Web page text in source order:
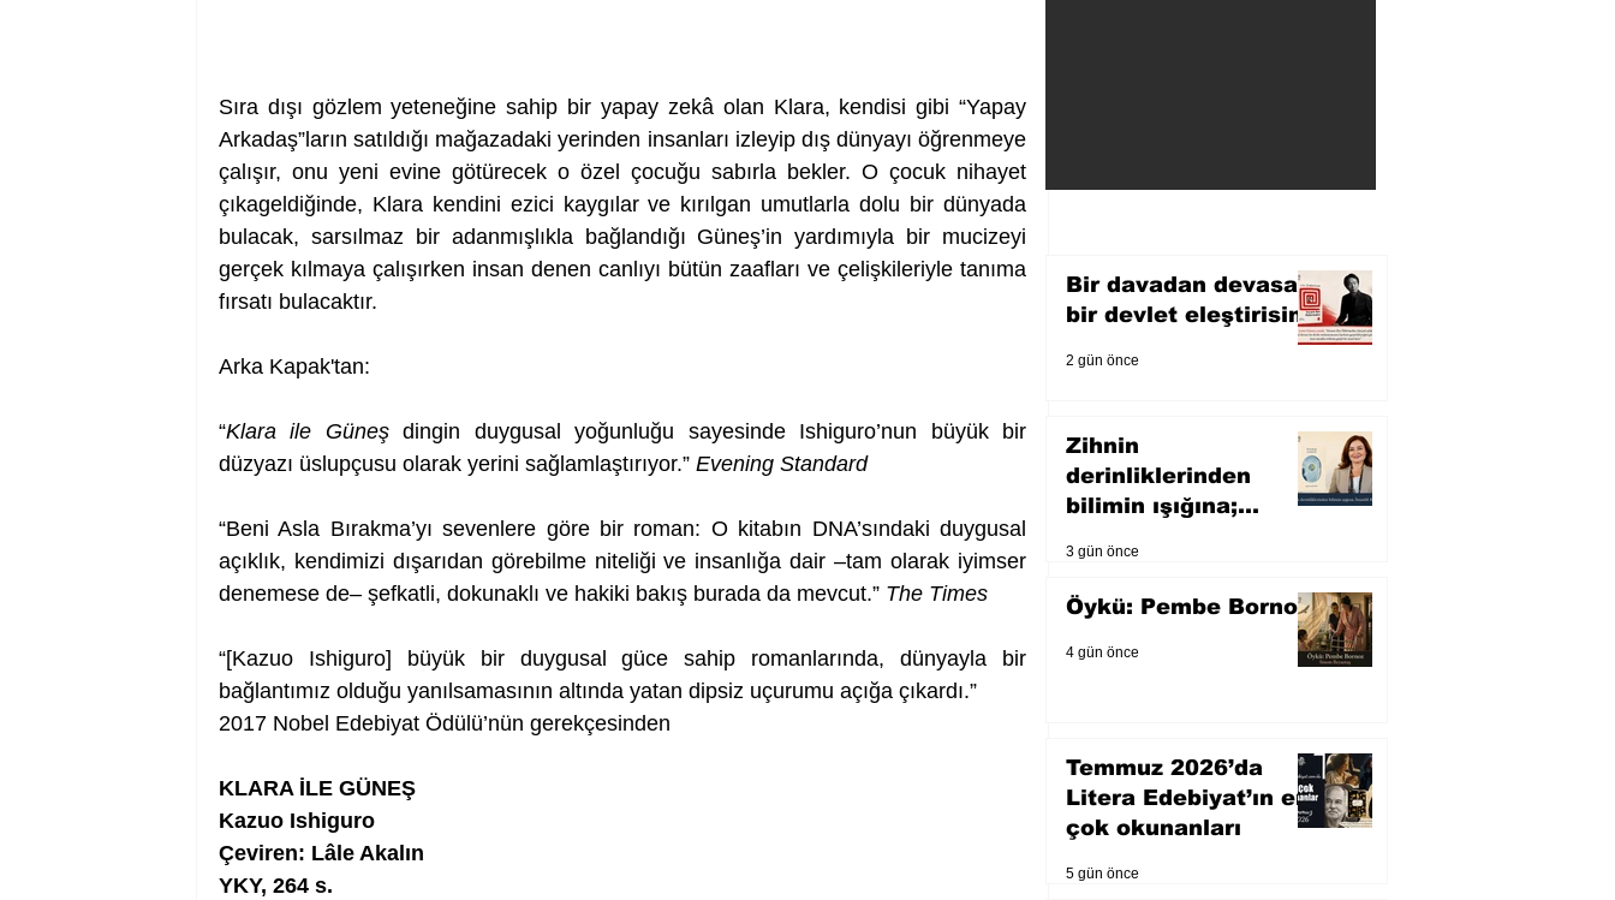
Sıra dışı gözlem yeteneğine sahip bir yapay zekâ olan Klara, kendisi gibi “Yapay
Arkadaş”ların satıldığı mağazadaki yerinden insanları izleyip dış dünyayı öğrenmeye
çalışır, onu yeni evine götürecek o özel çocuğu sabırla bekler. O çocuk nihayet
çıkageldiğinde, Klara kendini ezici kaygılar ve kırılgan umutlarla dolu bir dünyada
bulacak, sarsılmaz bir adanmışlıkla bağlandığı Güneş’in yardımıyla bir mucizeyi
gerçek kılmaya çalışırken insan denen canlıyı bütün zaafları ve çelişkileriyle tanıma
fırsatı bulacaktır.
Arka Kapak'tan:
“Klara ile Güneş dingin duygusal yoğunluğu sayesinde Ishiguro’nun büyük bir
düzyazı üslupçusu olarak yerini sağlamlaştırıyor.” Evening Standard
“Beni Asla Bırakma’yı sevenlere göre bir roman: O kitabın DNA’sındaki duygusal
açıklık, kendimizi dışarıdan görebilme niteliği ve insanlığa dair ‒tam olarak iyimser
denemese de‒ şefkatli, dokunaklı ve hakiki bakış burada da mevcut.” The Times
“[Kazuo Ishiguro] büyük bir duygusal güce sahip romanlarında, dünyayla bir
bağlantımız olduğu yanılsamasının altında yatan dipsiz uçurumu açığa çıkardı.”
2017 Nobel Edebiyat Ödülü’nün gerekçesinden
KLARA İLE GÜNEŞ
Kazuo Ishiguro
Çeviren: Lâle Akalın
YKY, 264 s.
Bir davadan devasa
bir devlet eleştirisine
2 gün önce
Zihnin
derinliklerinden
bilimin ışığına;
3 gün önce
Öykü: Pembe Bornoz
4 gün önce
Temmuz 2026’da
Litera Edebiyat’ın en
çok okunanları
5 gün önce